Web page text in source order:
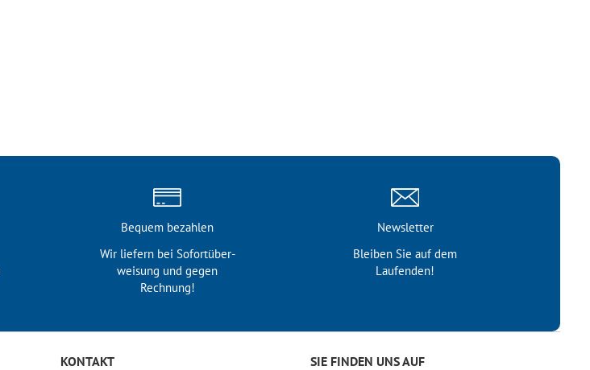
Bequem bezahlen
Wir liefern bei Sofortüber­
weisung und gegen
Rechnung!
Newsletter
Bleiben Sie auf dem
Laufenden!
KONTAKT SIE FINDEN UNS AUF